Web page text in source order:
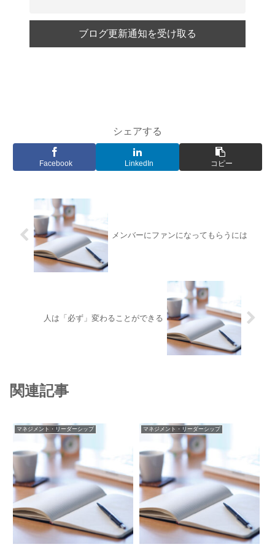
シェアする
Facebook LinkedIn コピー
メンバーにファンになってもらうには
人は「必ず」変わることができる
関連記事
マネジメント・リーダーシップ マネジメント・リーダーシップ